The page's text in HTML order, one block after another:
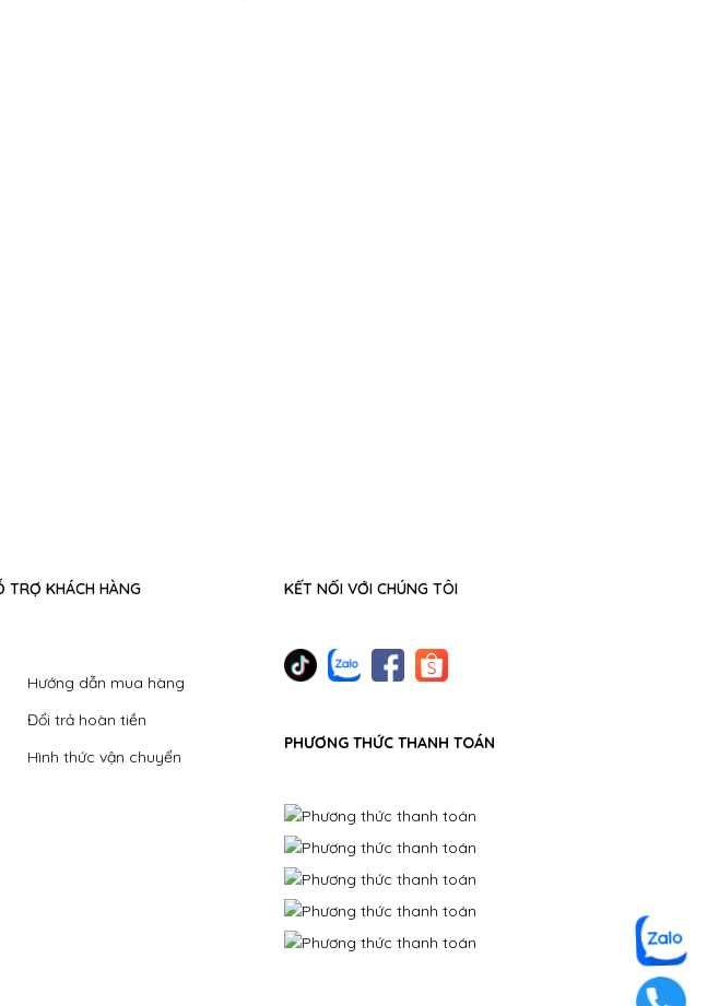
TRỢ KHÁCH HÀNG
Hướng dẫn mua hàng
Đổi trả hoàn tiền
Hình thức vận chuyển
KẾT NỐI VỚI CHÚNG TÔI
PHƯƠNG THỨC THANH TOÁN